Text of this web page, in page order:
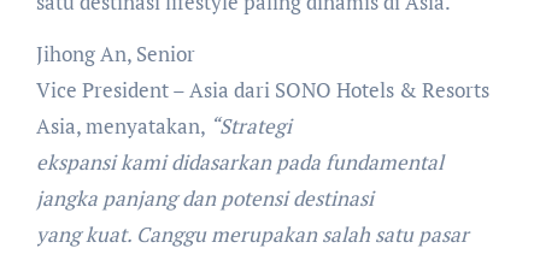
Jihong An, Senior
Vice President – Asia dari SONO Hotels & Resorts
Asia, menyatakan, “Strategi
ekspansi kami didasarkan pada fundamental
jangka panjang dan potensi destinasi
yang kuat. Canggu merupakan salah satu pasar